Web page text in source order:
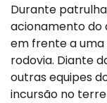
Durante
acionamento do
em frente a
rodovia. Diante
outras equipes
incursão no